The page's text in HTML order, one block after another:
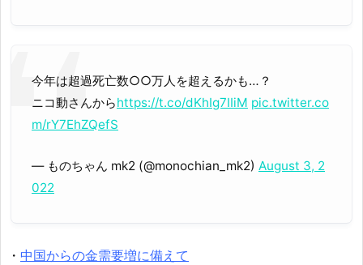
今年は超過死亡数○○万人を超えるかも…？
ニコ動さんからhttps://t.co/dKhIg7IIiM pic.twitter.co
m/rY7EhZQefS
— ものちゃん mk2 (@monochian_mk2) August 3, 2
022
・ 中国からの金需要増に備えて